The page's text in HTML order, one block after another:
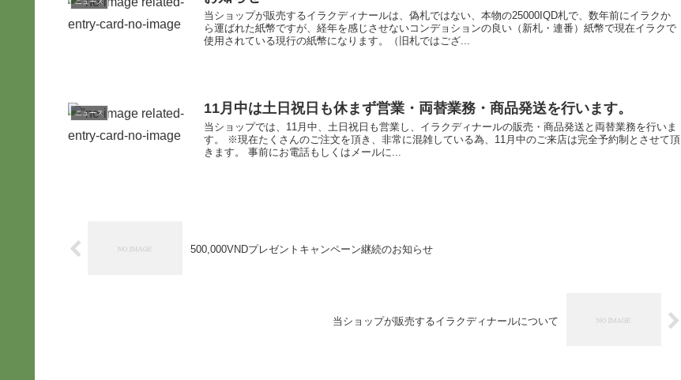
当ショップが販売するイラクディナールは、偽札ではない、本物の25000IQD札で、数年前にイラクか
ら運ばれた紙幣ですが、経年を感じさせないコンデョションの良い（新札・連番）紙幣で現在イラクで
使用されている現行の紙幣になります。（旧札ではござ...
ニュース 11月中は土日祝日も休まず営業・両替業務・商品発送を行います。
当ショップでは、11月中、土日祝日も営業し、イラクディナールの販売・商品発送と両替業務を行いま
す。 ※現在たくさんのご注文を頂き、非常に混雑している為、11月中のご来店は完全予約制とさせて頂
きます。 事前にお電話もしくはメールに...
500,000VNDプレゼントキャンペーン継続のお知らせ
当ショップが販売するイラクディナールについて